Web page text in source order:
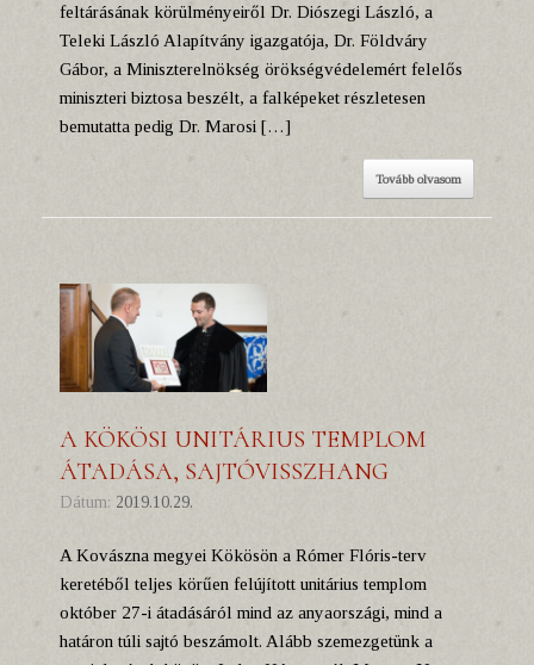
feltárásának körülményeiről Dr. Diószegi László, a
Teleki László Alapítvány igazgatója, Dr. Földváry
Gábor, a Miniszterelnökség örökségvédelemért felelős
miniszteri biztosa beszélt, a falképeket részletesen
bemutatta pedig Dr. Marosi […]
Tovább olvasom
A KÖKÖSI UNITÁRIUS TEMPLOM
ÁTADÁSA, SAJTÓVISSZHANG
Dátum: 2019.10.29.
A Kovászna megyei Kökösön a Rómer Flóris-terv
keretéből teljes körűen felújított unitárius templom
október 27-i átadásáról mind az anyaországi, mind a
határon túli sajtó beszámolt. Alább szemezgetünk a